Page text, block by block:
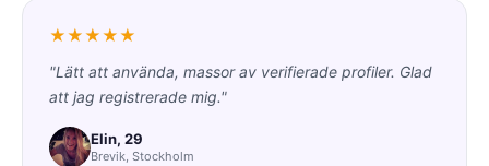
★★★★★
"Lätt att använda, massor av verifierade profiler. Glad
att jag registrerade mig."
Elin, 29
Brevik, Stockholm